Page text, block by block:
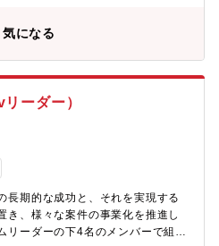
ング等を通じた企画評価 ‐ (事業
～
運行開始について ～生活路線で
の配慮を目的に、 トヨタbZ4Xを
広島市内で出発式を実施
news/20240827同社は、地域交
発(時には実装をしないなど)を行う
気になる
ーダー）
長期的な成功と、それを実現する
き、様々な案件の事業化を推進し
リーダーの下4名のメンバーで組成